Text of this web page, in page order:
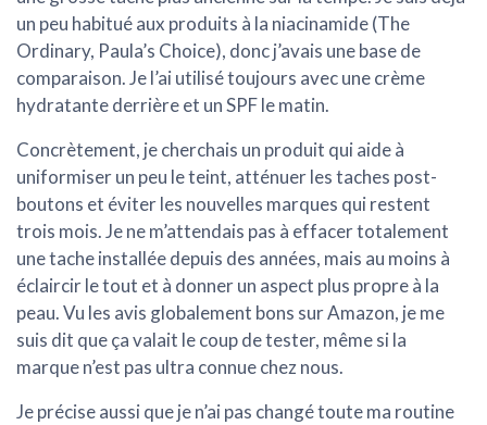
un peu habitué aux produits à la niacinamide (The
Ordinary, Paula’s Choice), donc j’avais une base de
comparaison. Je l’ai utilisé toujours avec une crème
hydratante derrière et un SPF le matin.
Concrètement, je cherchais un produit qui aide à
uniformiser un peu le teint, atténuer les taches post-
boutons et éviter les nouvelles marques qui restent
trois mois. Je ne m’attendais pas à effacer totalement
une tache installée depuis des années, mais au moins à
éclaircir le tout et à donner un aspect plus propre à la
peau. Vu les avis globalement bons sur Amazon, je me
suis dit que ça valait le coup de tester, même si la
marque n’est pas ultra connue chez nous.
Je précise aussi que je n’ai pas changé toute ma routine